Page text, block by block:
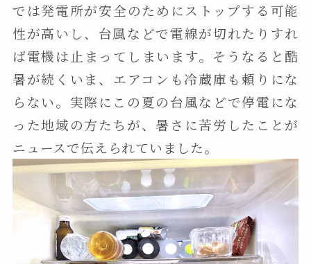
では発電所が安全のためにストップする可能
性が高いし、台風などで電線が切れたりすれ
ば電機は止まってしまいます。そうなると酷
暑が続くいま、エアコンも冷蔵庫も頼りにな
らない。実際にこの夏の台風などで停電にな
った地域の方たちが、暑さに苦労したことが
ニュースで伝えられていました。